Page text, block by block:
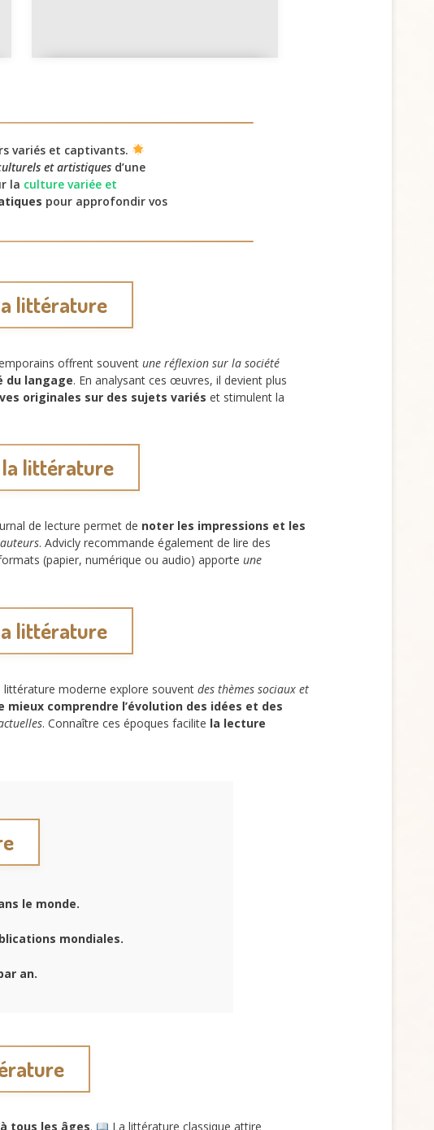
d'elle-même ?
variés et captivants.
et artistiques d’une
la culture variée et
pour approfondir vos
littérature
offrent souvent une réflexion sur la société
du langage. En analysant ces œuvres, il devient plus
originales sur des sujets variés et stimulent la
la littérature
de lecture permet de noter les impressions et les
. Advicly recommande également de lire des
(papier, numérique ou audio) apporte une
littérature
littérature moderne explore souvent des thèmes sociaux et
mieux comprendre l’évolution des idées et des
. Connaître ces époques facilite la lecture
le monde.
mondiales.
an.
tous les âges.
La littérature classique attire